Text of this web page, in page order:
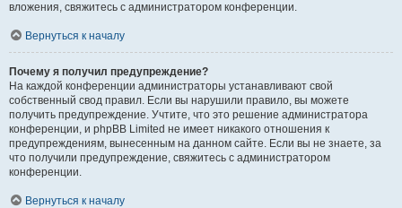
вложения, свяжитесь с администратором конференции.
Вернуться к началу
Почему я получил предупреждение?
На каждой конференции администраторы устанавливают свой
собственный свод правил. Если вы нарушили правило, вы можете
получить предупреждение. Учтите, что это решение администратора
конференции, и phpBB Limited не имеет никакого отношения к
предупреждениям, вынесенным на данном сайте. Если вы не знаете, за
что получили предупреждение, свяжитесь с администратором
конференции.
Вернуться к началу